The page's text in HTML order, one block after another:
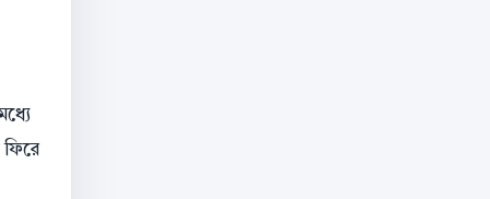
ফিরে